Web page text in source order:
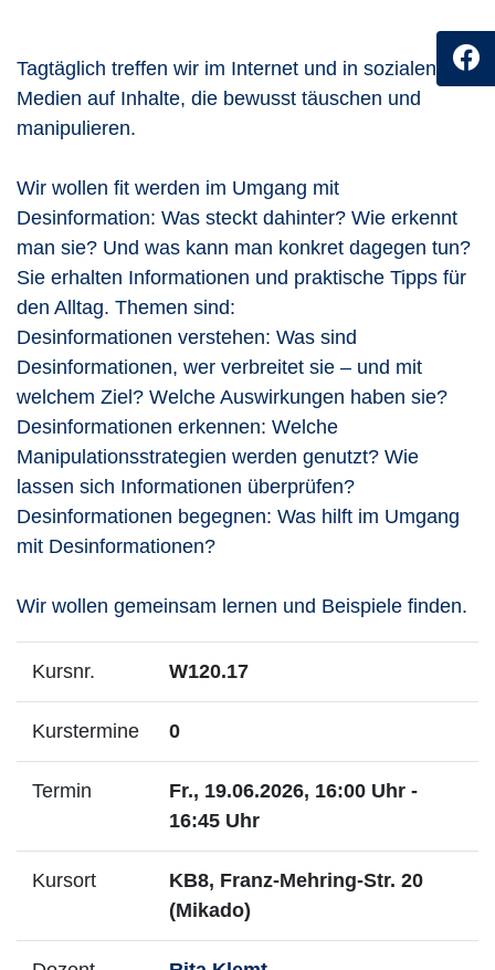
Tagtäglich treffen wir im Internet und in sozialen
Medien auf Inhalte, die bewusst täuschen und
manipulieren.
Wir wollen fit werden im Umgang mit
Desinformation: Was steckt dahinter? Wie erkennt
man sie? Und was kann man konkret dagegen tun?
Sie erhalten Informationen und praktische Tipps für
den Alltag. Themen sind:
Desinformationen verstehen: Was sind
Desinformationen, wer verbreitet sie – und mit
welchem Ziel? Welche Auswirkungen haben sie?
Desinformationen erkennen: Welche
Manipulationsstrategien werden genutzt? Wie
lassen sich Informationen überprüfen?
Desinformationen begegnen: Was hilft im Umgang
mit Desinformationen?
Wir wollen gemeinsam lernen und Beispiele finden.
Kursnr. W120.17
Kurstermine 0
Termin
Fr., 19.06.2026, 16:00 Uhr -
16:45 Uhr
Kursort
KB8, Franz-Mehring-Str. 20
(Mikado)